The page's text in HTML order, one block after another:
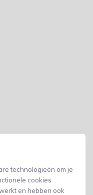
technologieën om je
cookies
en hebben ook